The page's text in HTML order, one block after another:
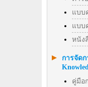
แบบ
แบบ
หนัง
การจัด
คู่มือ